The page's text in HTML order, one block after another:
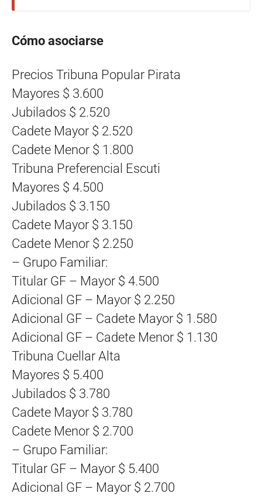
Cómo asociarse
Precios Tribuna Popular Pirata
Mayores $ 3.600
Jubilados $ 2.520
Cadete Mayor $ 2.520
Cadete Menor $ 1.800
Tribuna Preferencial Escuti
Mayores $ 4.500
Jubilados $ 3.150
Cadete Mayor $ 3.150
Cadete Menor $ 2.250
– Grupo Familiar:
Titular GF – Mayor $ 4.500
Adicional GF – Mayor $ 2.250
Adicional GF – Cadete Mayor $ 1.580
Adicional GF – Cadete Menor $ 1.130
Tribuna Cuellar Alta
Mayores $ 5.400
Jubilados $ 3.780
Cadete Mayor $ 3.780
Cadete Menor $ 2.700
– Grupo Familiar:
Titular GF – Mayor $ 5.400
Adicional GF – Mayor $ 2.700